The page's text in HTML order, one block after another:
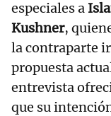
especiales a
Kushner,
la contraparte
propuesta
entrevista
que su